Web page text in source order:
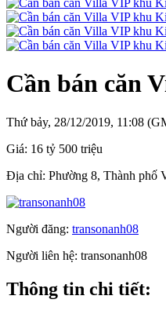
Cần bán căn
Thứ bảy, 28/12/2019, 11:08
Giá: 16 tỷ 500 triệu
Địa chỉ: Phường 8, Thành phố
Người đăng: transonanh08
Người liên hệ: transonanh08
Thông tin chi tiết: